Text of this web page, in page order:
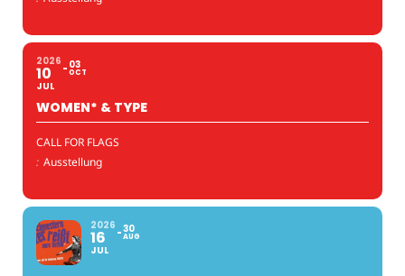
2026
10
JUL
03
OCT
WOMEN* & TYPE
CALL FOR FLAGS
: Ausstellung
2026
16
JUL
30
AUG